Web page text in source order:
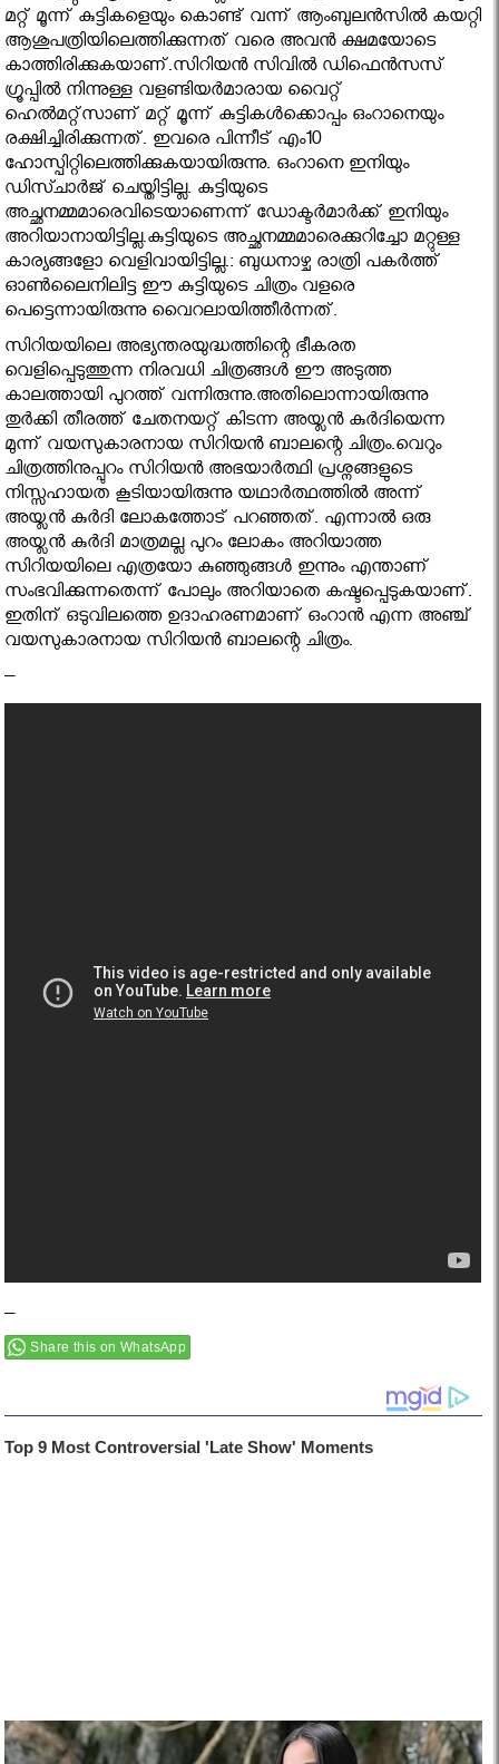
മറ്റ് മൂന്ന് കുട്ടികളെയും കൊണ്ട് വന്ന് ആംബുലന്‍സില്‍ കയറ്റി
ആശുപത്രിയിലെത്തിക്കുന്നത് വരെ അവന്‍ ക്ഷമയോടെ
കാത്തിരിക്കുകയാണ്.സിറിയന്‍ സിവില്‍ ഡിഫെന്‍സസ്
ഗ്രൂപ്പില്‍ നിന്നുള്ള വളണ്ടിയര്‍മാരായ വൈറ്റ്
ഹെല്‍മറ്റ്സാണ് മറ്റ് മൂന്ന് കുട്ടികള്‍ക്കൊപ്പം ഒംറാനെയും
രക്ഷിച്ചിരിക്കുന്നത്. ഇവരെ പിന്നീട് എം10
ഹോസ്പിറ്റിലെത്തിക്കുകയായിരുന്നു. ഒംറാനെ ഇനിയും
ഡിസ്ചാര്‍ജ് ചെയ്തിട്ടില്ല. കുട്ടിയുടെ
അച്ഛനമ്മമാരെവിടെയാണെന്ന് ഡോക്ടര്‍മാര്‍ക്ക് ഇനിയും
അറിയാനായിട്ടില്ല.കുട്ടിയുടെ അച്ഛനമ്മമാരെക്കുറിച്ചോ മറ്റുള്ള
കാര്യങ്ങളോ വെളിവായിട്ടില്ല.: ബുധനാഴ്ച രാത്രി പകര്‍ത്ത്
ഓണ്‍ലൈനിലിട്ട ഈ കുട്ടിയുടെ ചിത്രം വളരെ
പെട്ടെന്നായിരുന്നു വൈറലായിത്തീര്‍ന്നത്.
സിറിയയിലെ അഭ്യന്തരയുദ്ധത്തിന്റെ ഭീകരത
വെളിപ്പെടുത്തുന്ന നിരവധി ചിത്രങ്ങള്‍ ഈ അടുത്ത
കാലത്തായി പുറത്ത് വന്നിരുന്നു.അതിലൊന്നായിരുന്നു
തുര്‍ക്കി തീരത്ത് ചേതനയറ്റ് കിടന്ന അയ്ലന്‍ കുര്‍ദിയെന്ന
മുന്ന് വയസുകാരനായ സിറിയന്‍ ബാലന്റെ ചിത്രം.വെറും
ചിത്രത്തിനുപ്പുറം സിറിയന്‍ അഭയാര്‍ത്ഥി പ്രശ്നങ്ങളുടെ
നിസ്സഹായത കൂടിയായിരുന്നു യഥാര്‍ത്ഥത്തില്‍ അന്ന്
അയ്ലന്‍ കുര്‍ദി ലോകത്തോട് പറഞ്ഞത്. എന്നാല്‍ ഒരു
അയ്ലന്‍ കുര്‍ദി മാത്രമല്ല പുറം ലോകം അറിയാത്ത
സിറിയയിലെ എത്രയോ കുഞ്ഞുങ്ങള്‍ ഇന്നും എന്താണ്
സംഭവിക്കുന്നതെന്ന് പോലും അറിയാതെ കഷ്ടപ്പെടുകയാണ്.
ഇതിന് ഒടുവിലത്തെ ഉദാഹരണമാണ് ഒംറാന്‍ എന്ന അഞ്ച്
വയസുകാരനായ സിറിയന്‍ ബാലന്റെ ചിത്രം.
–
–
Share this on WhatsApp